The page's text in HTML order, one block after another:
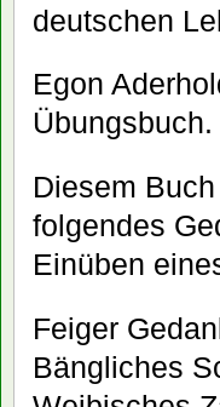
deutschen
Egon
Diesem
folgendes
Einüben
Feiger
Bängliches